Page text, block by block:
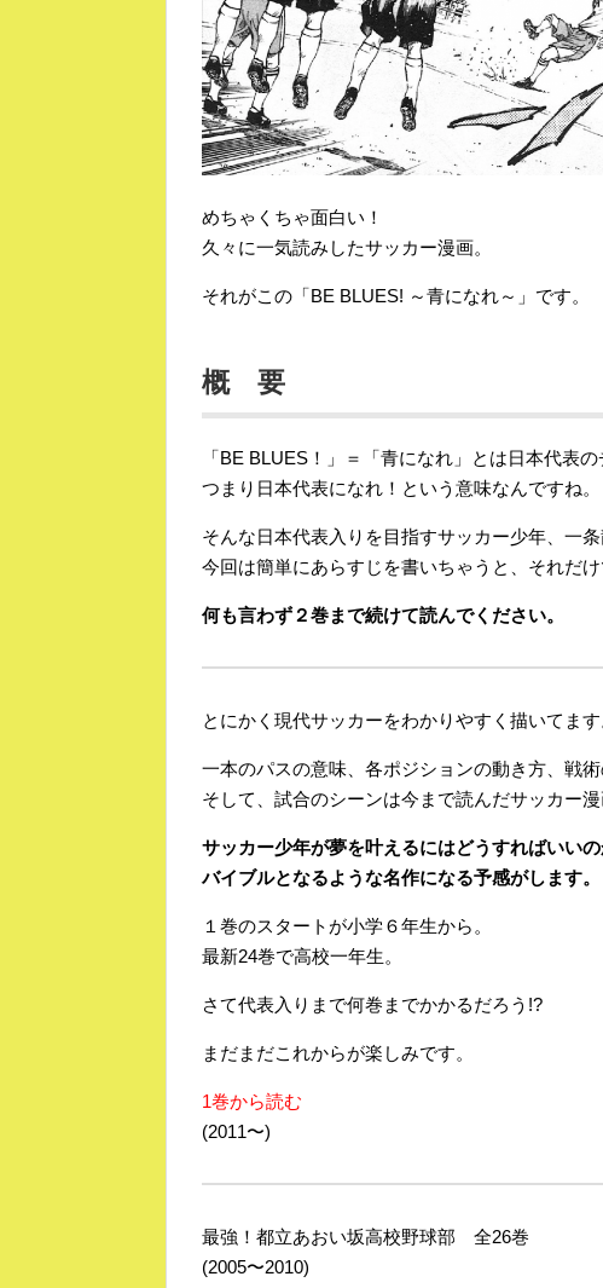
めちゃくちゃ面白い！
久々に一気読みしたサッカー漫画。
それがこの「BE BLUES! ～青になれ～」です。
概 要
「BE BLUES！」＝「青になれ」とは日本代表
つまり日本代表になれ！という意味なんですね。
そんな日本代表入りを目指すサッカー少年、一
今回は簡単にあらすじを書いちゃうと、それだ
何も言わず２巻まで続けて読んでください。
とにかく現代サッカーをわかりやすく描いてます
一本のパスの意味、各ポジションの動き方、戦術
そして、試合のシーンは今まで読んだサッカー
サッカー少年が夢を叶えるにはどうすればいいの
バイブルとなるような名作になる予感がします。
１巻のスタートが小学６年生から。
最新24巻で高校一年生。
さて代表入りまで何巻までかかるだろう!?
まだまだこれからが楽しみです。
1巻から読む
(2011〜)
最強！都立あおい坂高校野球部 全26巻
(2005〜2010)